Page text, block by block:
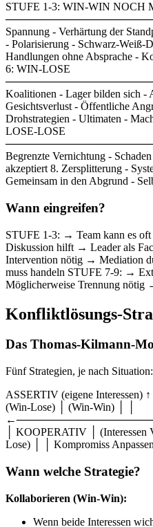
STUFE 1-3: WIN-WIN NOCH
Spannung - Verhärtung der
- Polarisierung - Schwarz-Weiß-
Handlungen ohne Absprache -
6: WIN-LOSE
Koalitionen - Lager bilden sich -
Gesichtsverlust - Öffentliche
Drohstrategien - Ultimaten -
LOSE-LOSE
Begrenzte Vernichtung -
akzeptiert 8. Zersplitterung -
Gemeinsam in den Abgrund -
Wann eingreifen?
STUFE 1-3: → Team kann es
Diskussion hilft → Leader als
Intervention nötig → Mediation
muss handeln STUFE 7-9: →
Möglicherweise Trennung nötig
Konfliktlösungs-
Das Thomas-Kilmann-
Fünf Strategien, je nach Situation:
ASSERTIV (eigene Interessen)
(Win-Lose) │ (Win-Win) │ │
│ KOOPERATIV │ (Interessen
Lose) │ │ Kompromiss
Wann welche Strategie?
Kollaborieren (Win-Win):
Wenn beide Interessen